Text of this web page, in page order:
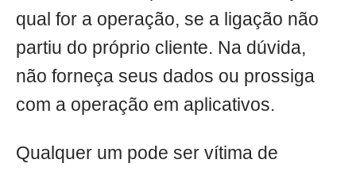
qual for a operação, se a ligação não
partiu do próprio cliente. Na dúvida,
não forneça seus dados ou prossiga
com a operação em aplicativos.
Qualquer um pode ser vítima de